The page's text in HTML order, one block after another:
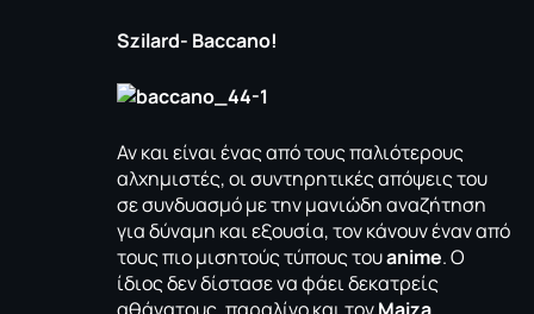
Szilard- Baccano!
Αν και είναι ένας από τους παλιότερους
αλχημιστές, οι συντηρητικές απόψεις του
σε συνδυασμό με την μανιώδη αναζήτηση
για δύναμη και εξουσία, τον κάνουν έναν από
τους πιο μισητούς τύπους τουanime. Ο
ίδιος δεν δίστασε να φάει δεκατρείς